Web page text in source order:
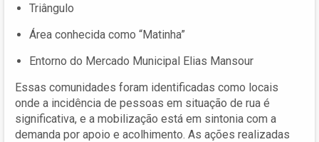
Triângulo
Área conhecida como “Matinha”
Entorno do Mercado Municipal Elias Mansour
Essas comunidades foram identificadas como locais
onde a incidência de pessoas em situação de rua é
significativa, e a mobilização está em sintonia com a
demanda por apoio e acolhimento. As ações realizadas